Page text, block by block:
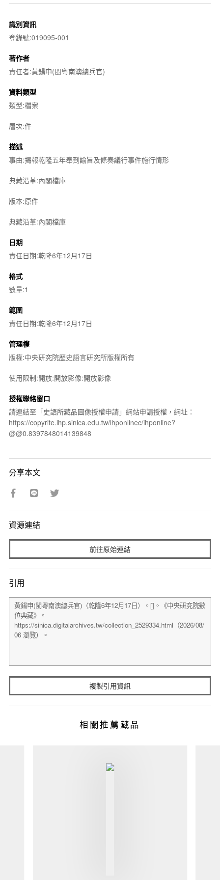
識別資訊
登錄號:019095-001
著作者
責任者:黃鍚申(閩粵南澳總兵官)
資料類型
類型:檔案
層次:件
描述
事由:揭報乾隆五年奉到諭旨及條奏議行事件施行情形
典藏沿革:內閣檔庫
版本:原件
典藏沿革:內閣檔庫
日期
責任日期:乾隆6年12月17日
格式
數量:1
範圍
責任日期:乾隆6年12月17日
管理權
版權:中央研究院歷史語言研究所版權所有
使用限制:開放:開放影像:開放影像
授權聯絡窗口
請連結至「史語所藏品圖像授權申請」網站申請授權，網址：
https://copyrite.ihp.sinica.edu.tw/ihponlinec/ihponline?
@@0.8397848014139848
分享本文
資源連結
前往原始連結
引用
複製引用資訊
相關推薦藏品